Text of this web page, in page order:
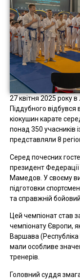
27 квітня 2025 року
Піддубного відбувся
кіокушин карате
понад 350 учасників
представляли 8
Серед почесних
президент Федерації
Мамедов. У своєму
підготовки
та справжній
Цей чемпіонат став
чемпіонату Європи,
Варшава
мали особливе
тренерів.
Головний суддя